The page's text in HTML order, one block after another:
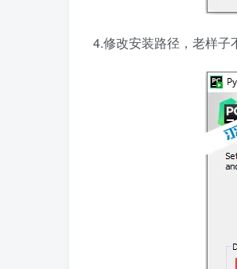
4.修改安装路径，老样子